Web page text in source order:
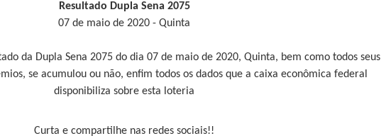
Resultado Dupla Sena 2075
07 de maio de 2020 - Quinta
da Dupla Sena 2075 do dia 07 de maio de 2020, Quinta, bem como todos seus
se acumulou ou não, enfim todos os dados que a caixa econômica federal
disponibiliza sobre esta loteria
Curta e compartilhe nas redes sociais!!